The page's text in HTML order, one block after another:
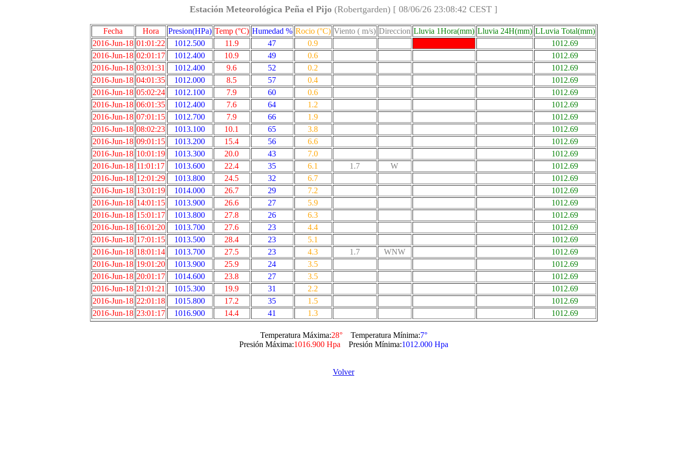
Estación Meteorológica Peña el Pijo (Robertgarden) [ 08/06/26 23:08:42 CEST ]
Fecha Hora Presion(HPa) Temp (°C) Humedad % Rocio (°C) Viento ( m/s) Direccion Lluvia 1Hora(mm) Lluvia 24H(mm) LLuvia Total(mm)
2016-Jun-18 01:01:22 1012.500 11.9 47 0.9
1012.69
2016-Jun-18 02:01:17 1012.400 10.9 49 0.6
1012.69
2016-Jun-18 03:01:31 1012.400 9.6 52 0.2
1012.69
2016-Jun-18 04:01:35 1012.000 8.5 57 0.4
1012.69
2016-Jun-18 05:02:24 1012.100 7.9 60 0.6
1012.69
2016-Jun-18 06:01:35 1012.400 7.6 64 1.2
1012.69
2016-Jun-18 07:01:15 1012.700 7.9 66 1.9
1012.69
2016-Jun-18 08:02:23 1013.100 10.1 65 3.8
1012.69
2016-Jun-18 09:01:15 1013.200 15.4 56 6.6
1012.69
2016-Jun-18 10:01:19 1013.300 20.0 43 7.0
1012.69
2016-Jun-18 11:01:17 1013.600 22.4 35 6.1 1.7 W
1012.69
2016-Jun-18 12:01:29 1013.800 24.5 32 6.7
1012.69
2016-Jun-18 13:01:19 1014.000 26.7 29 7.2
1012.69
2016-Jun-18 14:01:15 1013.900 26.6 27 5.9
1012.69
2016-Jun-18 15:01:17 1013.800 27.8 26 6.3
1012.69
2016-Jun-18 16:01:20 1013.700 27.6 23 4.4
1012.69
2016-Jun-18 17:01:15 1013.500 28.4 23 5.1
1012.69
2016-Jun-18 18:01:14 1013.700 27.5 23 4.3 1.7 WNW
1012.69
2016-Jun-18 19:01:20 1013.900 25.9 24 3.5
1012.69
2016-Jun-18 20:01:17 1014.600 23.8 27 3.5
1012.69
2016-Jun-18 21:01:21 1015.300 19.9 31 2.2
1012.69
2016-Jun-18 22:01:18 1015.800 17.2 35 1.5
1012.69
2016-Jun-18 23:01:17 1016.900 14.4 41 1.3 1012.69
Temperatura Máxima:28°Temperatura Mínima:7°
Presión Máxima:1016.900 Hpa Presión Mínima:1012.000 Hpa
Volver